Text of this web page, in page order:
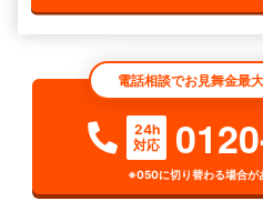
電話相談でお見舞金最
24h
対応
※050に切り替わる場合が